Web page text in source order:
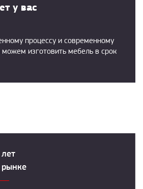
у вас
процессу и современному
изготовить мебель в срок